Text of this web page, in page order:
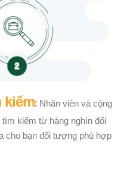
kiếm: Nhân viên và cộng
kiếm từ hàng nghìn đối
cho bạn đối tượng phù hợp